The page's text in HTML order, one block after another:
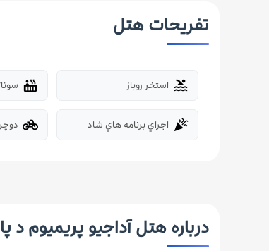
تفریحات هتل
pool استخر روباز hot_tub
celebration اجراي برنامه هاي شاد pedal_bike
درباره هتل آداجیو پریمیوم د